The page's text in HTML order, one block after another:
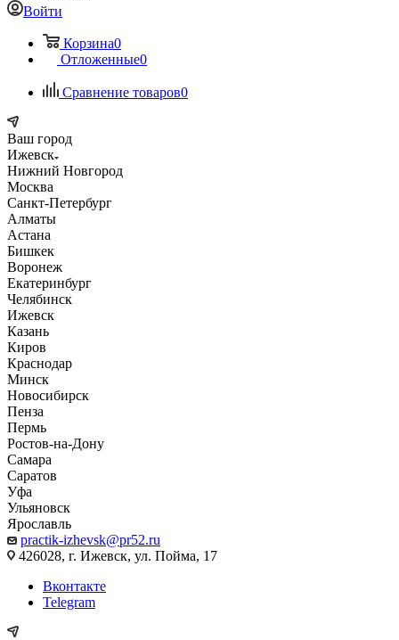
Войти
Корзина0
Отложенные0
Сравнение товаров0
Ваш город
Ижевск
Нижний Новгород
Москва
Санкт-Петербург
Алматы
Астана
Бишкек
Воронеж
Екатеринбург
Челябинск
Ижевск
Казань
Киров
Краснодар
Минск
Новосибирск
Пенза
Пермь
Ростов-на-Дону
Самара
Саратов
Уфа
Ульяновск
Ярославль
practik-izhevsk@pr52.ru
426028, г. Ижевск, ул. Пойма, 17
Вконтакте
Telegram